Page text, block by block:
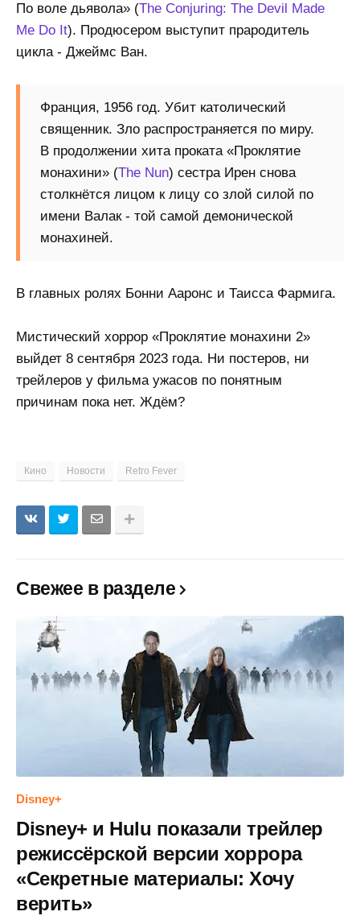
По воле дьявола» (The Conjuring: The Devil Made
Me Do It). Продюсером выступит прародитель
цикла - Джеймс Ван.
Франция, 1956 год. Убит католический
священник. Зло распространяется по миру.
В продолжении хита проката «Проклятие
монахини» (The Nun) сестра Ирен снова
столкнётся лицом к лицу со злой силой по
имени Валак - той самой демонической
монахиней.
В главных ролях Бонни Ааронс и Таисса Фармига.
Мистический хоррор «Проклятие монахини 2»
выйдет 8 сентября 2023 года. Ни постеров, ни
трейлеров у фильма ужасов по понятным
причинам пока нет. Ждём?
Кино Новости Retro Fever
Свежее в разделе
Disney+
Disney+ и Hulu показали трейлер
режиссёрской версии хоррора
«Секретные материалы: Хочу
верить»